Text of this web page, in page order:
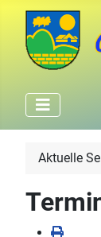
Aktuelle